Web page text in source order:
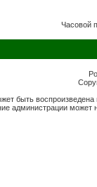
Часовой
быть
администрации может